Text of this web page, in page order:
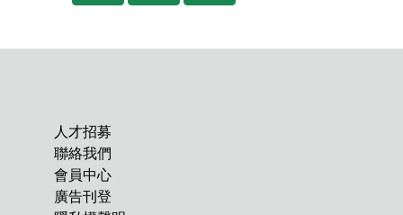
人才招募
聯絡我們
會員中心
廣告刊登